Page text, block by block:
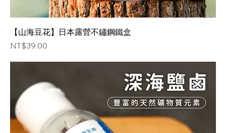
【山海豆花】日本露營不鏽鋼鐵盒
価格
NT$39.00